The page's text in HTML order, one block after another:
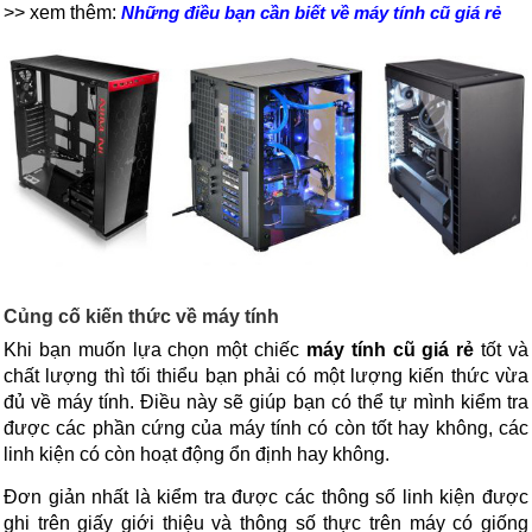
>> xem thêm: Những điều bạn cần biết về máy tính cũ giá rẻ
Củng cố kiến thức về máy tính
Khi bạn muốn lựa chọn một chiếc máy tính cũ giá rẻ tốt và
chất lượng thì tối thiểu bạn phải có một lượng kiến thức vừa
đủ về máy tính. Điều này sẽ giúp bạn có thể tự mình kiểm tra
được các phần cứng của máy tính có còn tốt hay không, các
linh kiện có còn hoạt động ổn định hay không.
Đơn giản nhất là kiểm tra được các thông số linh kiện được
ghi trên giấy giới thiệu và thông số thực trên máy có giống